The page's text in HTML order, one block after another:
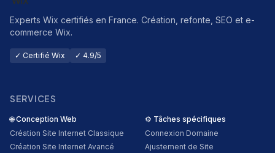
Experts Wix certifiés en France. Création, refonte, SEO et e-
commerce Wix.
✓ Certifié Wix ✓ 4.9/5
SERVICES
🌐 Conception Web
Création Site Internet Classique
Création Site Internet Avancé
⚙️ Tâches spécifiques
Connexion Domaine
Ajustement de Site